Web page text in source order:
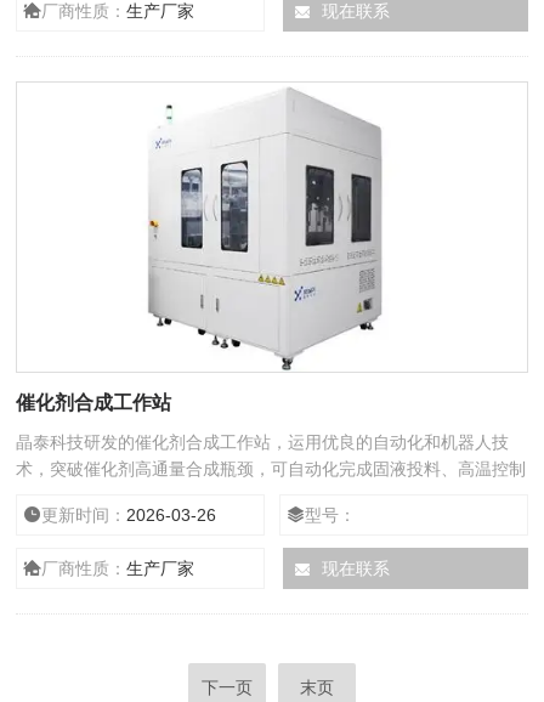
厂商性质：生产厂家 现在联系
催化剂合成工作站
晶泰科技研发的催化剂合成工作站，运用优良的自动化和机器人技
术，突破催化剂高通量合成瓶颈，可自动化完成固液投料、高温控制
成工艺原料种类繁多且浓度高；反应液浆料粘度高，难以搅拌混合均
匀；反应过程中产生大量的酸性物质易腐蚀设备等问题，助力催化剂
研发合成效率提升。
更新时间： 2026-03-26 型号：
厂商性质：生产厂家 现在联系
下一页 末页